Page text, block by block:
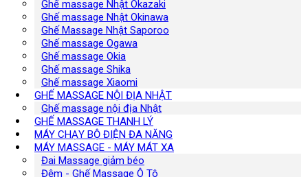
Ghế massage Nhật Okazaki
Ghế massage Nhật Okinawa
Ghế Massage Nhật Saporoo
Ghế massage Ogawa
Ghế massage Okia
Ghế massage Shika
Ghế massage Xiaomi
GHẾ MASSAGE NỘI ĐỊA NHẬT
Ghế massage nội địa Nhật
GHẾ MASSAGE THANH LÝ
MÁY CHẠY BỘ ĐIỆN ĐA NĂNG
MÁY MASSAGE - MÁY MÁT XA
Đai Massage giảm béo
Đệm - Ghế Massage Ô Tô